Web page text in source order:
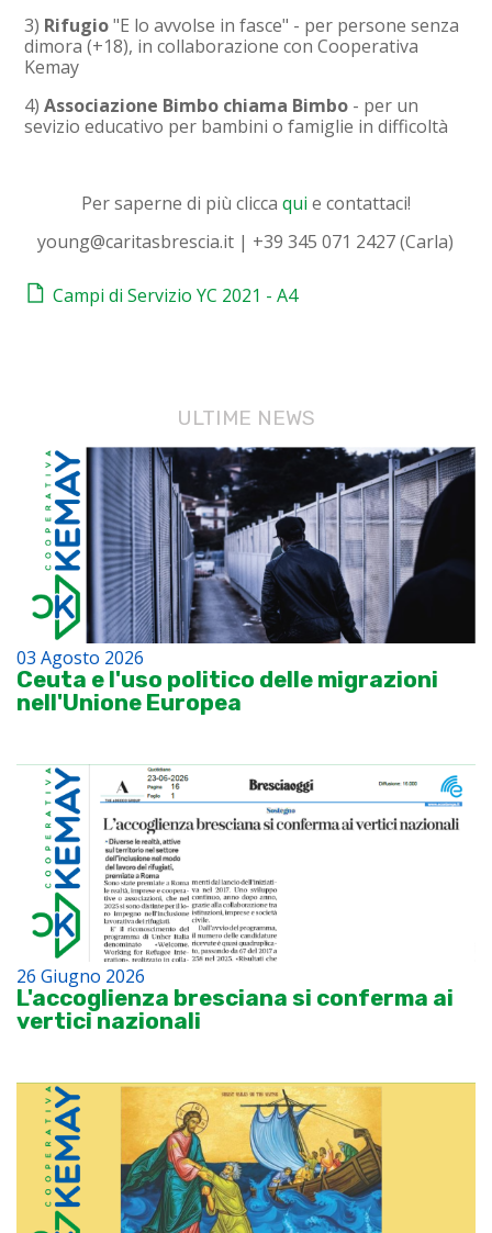
3) Rifugio"E lo avvolse in fasce" - per persone senza
dimora (+18), in collaborazione con Cooperativa
Kemay
4)Associazione Bimbo chiama Bimbo - per un
sevizio educativo per bambini o famiglie in difficoltà
Per saperne di più clicca qui e contattaci!
young@caritasbrescia.it | +39 345 071 2427 (Carla)
Campi di Servizio YC 2021 - A4
ULTIME NEWS
03 Agosto 2026
Ceuta e l'uso politico delle migrazioni
nell'Unione Europea
26 Giugno 2026
L'accoglienza bresciana si conferma ai
vertici nazionali